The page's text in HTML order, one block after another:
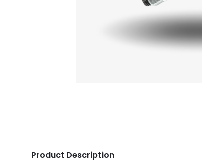
Product Description